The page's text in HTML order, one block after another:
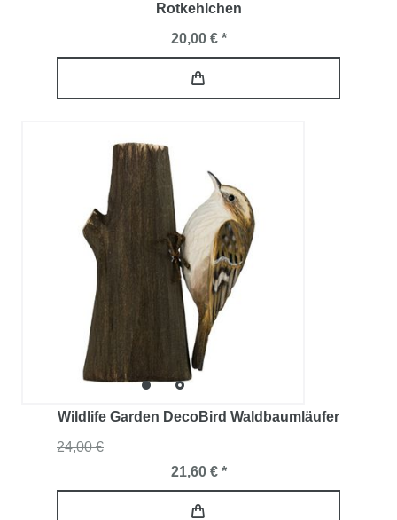
Rotkehlchen
20,00 € *
Wildlife Garden DecoBird Waldbaumläufer
24,00 €
21,60 € *